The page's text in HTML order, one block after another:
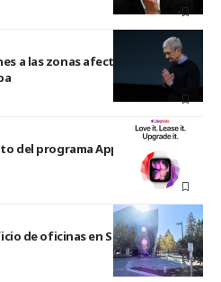
a las zonas afectadas por los
del programa Apple Upgrade
de oficinas en Sunnyvale